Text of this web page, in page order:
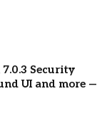
7.0.3 Security
UI and more —